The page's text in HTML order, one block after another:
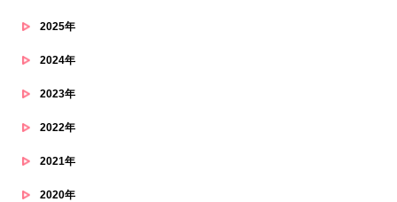
2025年
2024年
2023年
2022年
2021年
2020年